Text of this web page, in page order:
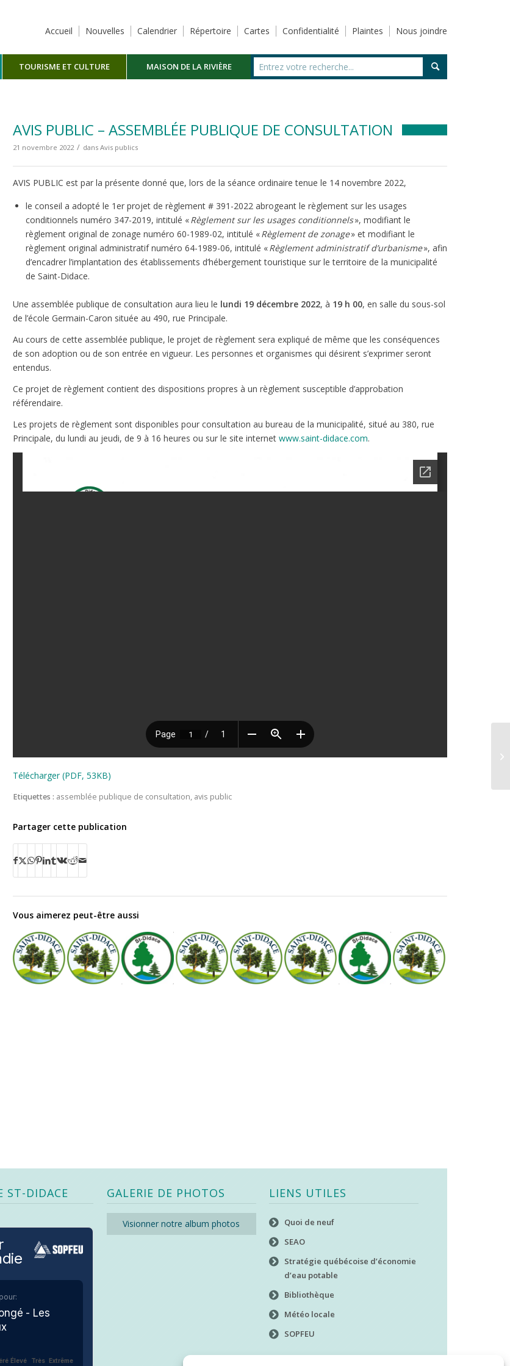
Accueil Nouvelles Calendrier Répertoire Cartes Confidentialité Plaintes Nous joindre
TOURISME ET CULTURE MAISON DE LA RIVIÈRE
AVIS PUBLIC – ASSEMBLÉE PUBLIQUE DE CONSULTATION
21 novembre 2022 / dans Avis publics
AVIS PUBLIC est par la présente donné que, lors de la séance ordinaire tenue le 14 novembre 2022,
le conseil a adopté le 1er projet de règlement # 391-2022 abrogeant le règlement sur les usages
conditionnels numéro 347-2019, intitulé «Règlement sur les usages conditionnels», modifiant le
règlement original de zonage numéro 60-1989-02, intitulé «Règlement de zonage» et modifiant le
règlement original administratif numéro 64-1989-06, intitulé «Règlement administratif d’urbanisme», afin
d’encadrer l’implantation des établissements d’hébergement touristique sur le territoire de la municipalité
de Saint-Didace.
Une assemblée publique de consultation aura lieu le lundi 19 décembre 2022, à 19 h 00, en salle du sous-sol
de l’école Germain-Caron située au 490, rue Principale.
Au cours de cette assemblée publique, le projet de règlement sera expliqué de même que les conséquences
de son adoption ou de son entrée en vigueur. Les personnes et organismes qui désirent s’exprimer seront
entendus.
Ce projet de règlement contient des dispositions propres à un règlement susceptible d’approbation
référendaire.
Les projets de règlement sont disponibles pour consultation au bureau de la municipalité, situé au 380, rue
Principale, du lundi au jeudi, de 9 à 16 heures ou sur le site internet www.saint-didace.com.
Télécharger (PDF, 53KB)
Etiquettes : assemblée publique de consultation, avis public
Partager cette publication
Vous aimerez peut-être aussi
ST-DIDACE
- Les
Élevé Très Extrême
GALERIE DE PHOTOS
Visionner notre album photos
LIENS UTILES
Quoi de neuf
SEAO
Stratégie québécoise d’économie
d’eau potable
Bibliothèque
Météo locale
SOPFEU